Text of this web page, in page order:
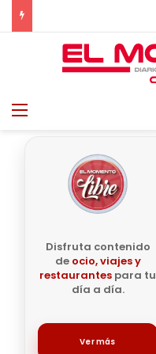
Menu
Disfruta contenido
de ocio, viajes y
restaurantes para tu
día a día.
Ver más